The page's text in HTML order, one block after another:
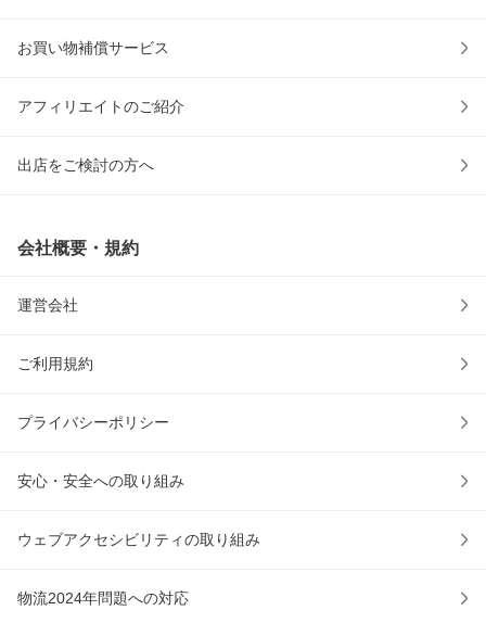
お買い物補償サービス
アフィリエイトのご紹介
出店をご検討の方へ
会社概要・規約
運営会社
ご利用規約
プライバシーポリシー
安心・安全への取り組み
ウェブアクセシビリティの取り組み
物流2024年問題への対応